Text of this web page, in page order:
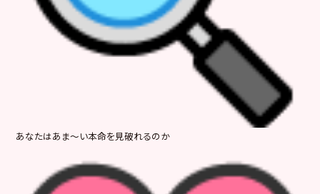
あなたはあま～い本命を見破れるのか